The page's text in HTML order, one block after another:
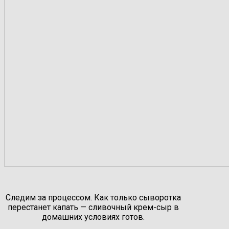
Следим за процессом. Как только сыворотка
перестанет капать — сливочный крем-сыр в
домашних условиях готов.